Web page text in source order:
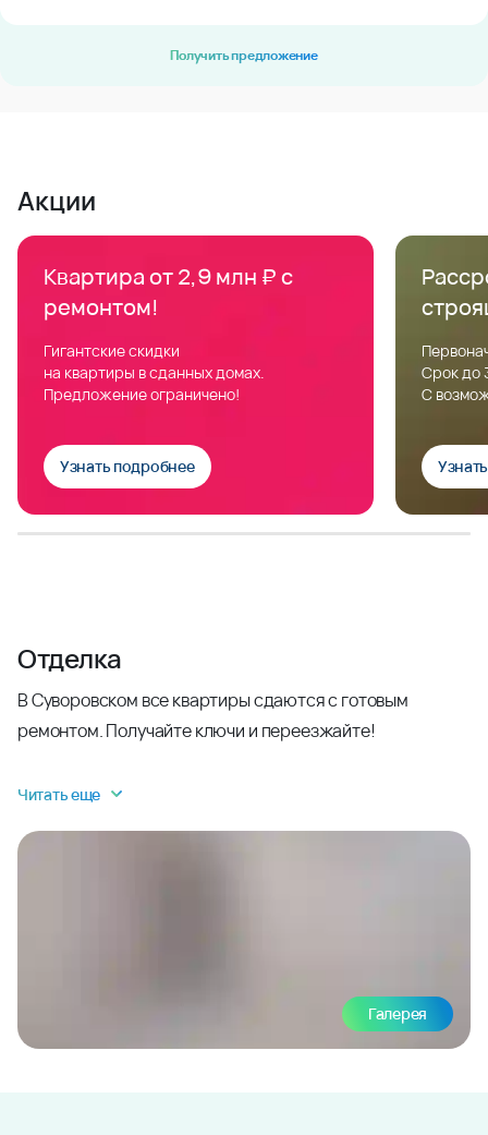
Получить предложение
Акции
Квартира от 2,9 млн ₽ с
ремонтом!
Гигантские скидки
на квартиры в сданных домах.
Предложение ограничено!
Узнать подробнее
Срок до
С
Отделка
В Суворовском все квартиры сдаются с готовым
ремонтом. Получайте ключи и переезжайте!
Читать еще
Галерея